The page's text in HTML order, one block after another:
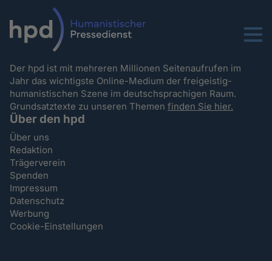
Menu
Der hpd ist mit mehreren Millionen Seitenaufrufen im
Jahr das wichtigste Online-Medium der freigeistig-
humanistischen Szene im deutschsprachigen Raum.
Grundsatztexte zu unseren Themenfinden Sie hier.
Über den hpd
Über uns
Redaktion
Trägerverein
Spenden
Impressum
Datenschutz
Werbung
Cookie-Einstellungen